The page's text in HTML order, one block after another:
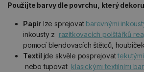
Použijte barvy dle povrchu, který
Papír lze sprejovat barevnými
inkousty z razítkovacích polštářků
pomocí blendovacích štětců,
Textil jde skvěle posprejovat
nebo tupovat klasickými textilními